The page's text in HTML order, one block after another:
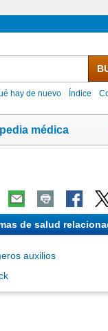
hay de nuevo Índice
médica
de salud
auxilios